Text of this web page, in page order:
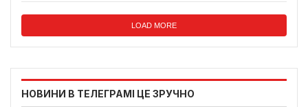
LOAD MORE
НОВИНИ В ТЕЛЕГРАМІ ЦЕ ЗРУЧНО